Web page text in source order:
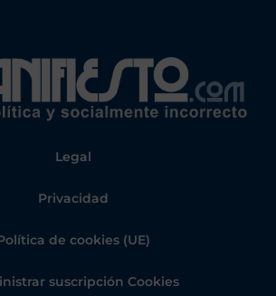
Legal
Privacidad
de cookies (UE)
suscripción Cookies